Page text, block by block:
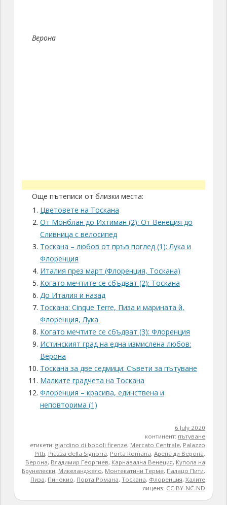
Верона
Още пътеписи от близки места:
Цветовете на Тоскана
От Монблан до Ихтиман (2): От Венеция до
Сливница с велосипед
Тоскана – любов от пръв поглед (1): Лука и
Флоренция
Италия през март (Флоренция, Тоскана)
Когато мечтите се сбъдват (2): Тоскана
До Италия и назад
Тоскана: Cinque Terre, Пиза и марината й,
Флоренция, Лука
Когато мечтите се сбъдват (3): Флоренция
Истинският град на една измислена любов:
Верона
Тоскана за две седмици: Съвети за пътуване
Малките градчета на Тоскана
Флоренция – красива, единствена и
неповторима (1)
6 July 2020
континент: пътуване
етикети:giardino di boboli firenze, Mercato Centrale, Palazzo
Pitti, Piazza della Signoria, Porta Romana,Арена ди Верона,
Верона, Владимир Георгиев, Карнавална Венеция, Купола на
Брунелески, Микеланджело, Монтекатини Терме, Палацо Пити,
Пиза, Пинокио, Порта Романа,Тоскана, Флоренция,Халите
лиценз: CC BY-NC-ND